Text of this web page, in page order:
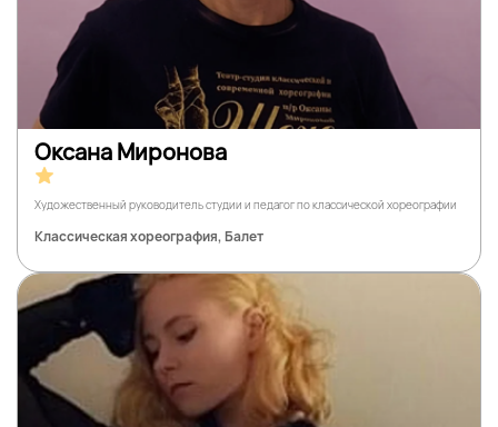
Оксана Миронова
Художественный руководитель студии и педагог по классической хореографии
Классическая хореография, Балет